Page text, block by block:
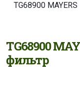
TG68900 MAYERS
TG68900
фильтр